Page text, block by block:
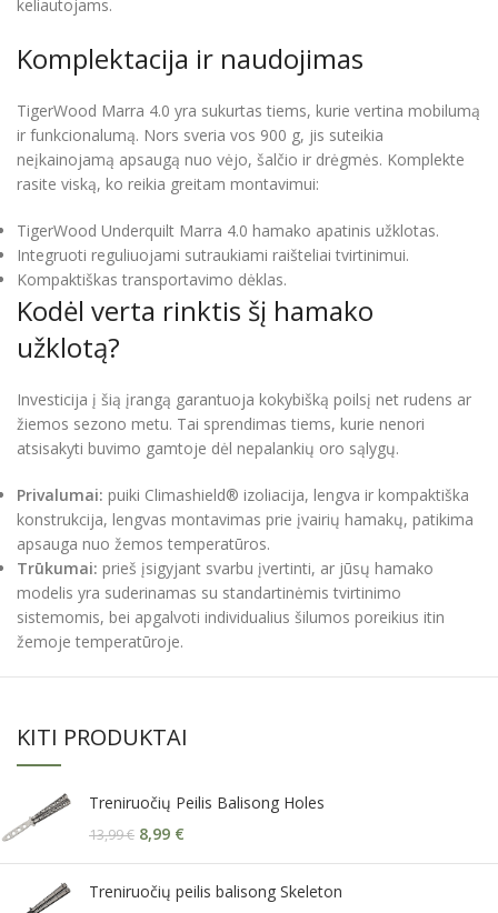
keliautojams.
Komplektacija ir naudojimas
TigerWood Marra 4.0 yra sukurtas tiems, kurie vertina mobilumą
ir funkcionalumą. Nors sveria vos 900 g, jis suteikia
neįkainojamą apsaugą nuo vėjo, šalčio ir drėgmės. Komplekte
rasite viską, ko reikia greitam montavimui:
TigerWood Underquilt Marra 4.0 hamako apatinis užklotas.
Integruoti reguliuojami sutraukiami raišteliai tvirtinimui.
Kompaktiškas transportavimo dėklas.
Kodėl verta rinktis šį hamako
užklotą?
Investicija į šią įrangą garantuoja kokybišką poilsį net rudens ar
žiemos sezono metu. Tai sprendimas tiems, kurie nenori
atsisakyti buvimo gamtoje dėl nepalankių oro sąlygų.
Privalumai: puiki Climashield® izoliacija, lengva ir kompaktiška
konstrukcija, lengvas montavimas prie įvairių hamakų, patikima
apsauga nuo žemos temperatūros.
Trūkumai: prieš įsigyjant svarbu įvertinti, ar jūsų hamako
modelis yra suderinamas su standartinėmis tvirtinimo
sistemomis, bei apgalvoti individualius šilumos poreikius itin
žemoje temperatūroje.
KITI PRODUKTAI
Treniruočių Peilis Balisong Holes
13,99€ 8,99 €
Treniruočių peilis balisong Skeleton